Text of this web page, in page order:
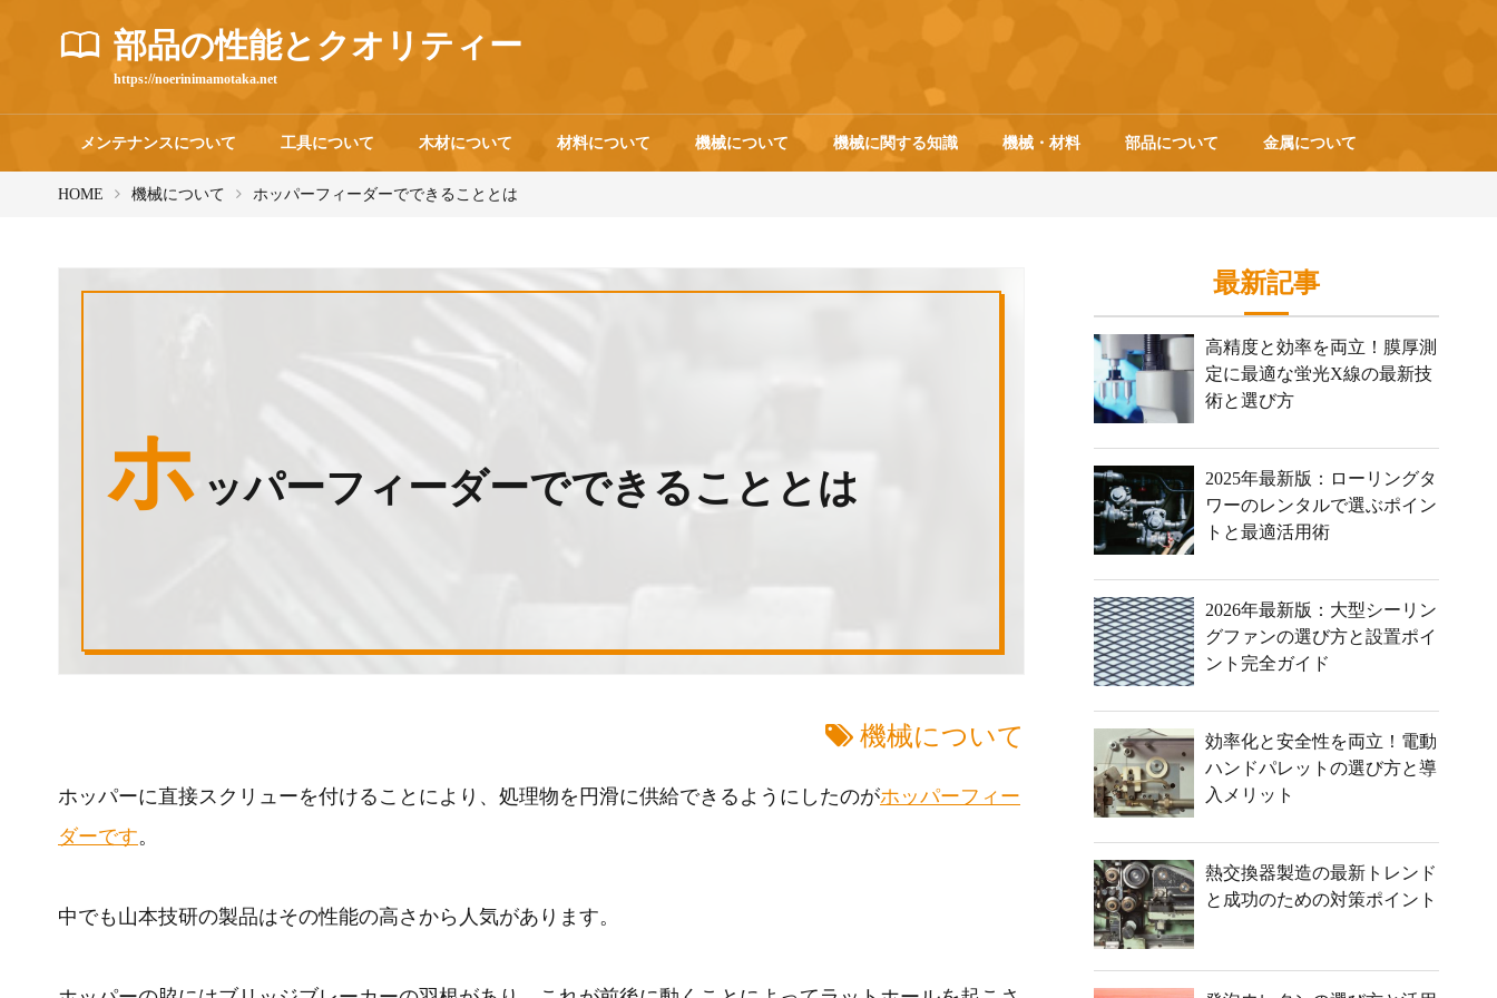
部品の性能とクオリティー
https://noerinimamotaka.net
メンテナンスについて 工具について 木材について 材料について 機械について 機械に関する知識 機械・材料 部品について 金属について
HOME 機械について ホッパーフィーダーでできることとは
ホ ッパーフィーダーでできることとは
機械について
ホッパーに直接スクリューを付けることにより、処理物を円滑に供給できるようにしたのがホッパーフィー
ダーです。
中でも山本技研の製品はその性能の高さから人気があります。
最新記事
高精度と効率を両立！膜厚測
定に最適な蛍光X線の最新技
術と選び方
2025年最新版：ローリングタ
ワーのレンタルで選ぶポイン
トと最適活用術
2026年最新版：大型シーリン
グファンの選び方と設置ポイ
ント完全ガイド
効率化と安全性を両立！電動
ハンドパレットの選び方と導
入メリット
熱交換器製造の最新トレンド
と成功のための対策ポイント